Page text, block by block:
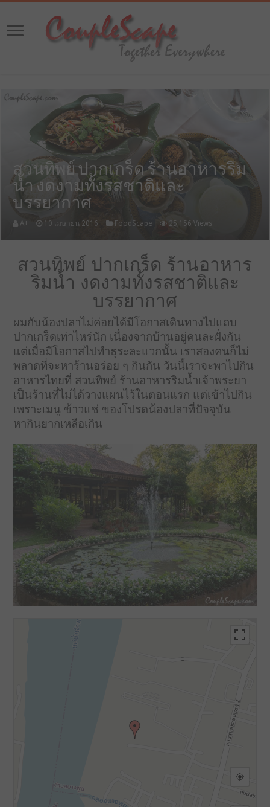
สวนทิพย์ ปากเกร็ด ร้านอาหารริม
น้ำ งดงามทั้งรสชาติและ
บรรยากาศ
A+ 10 เมษายน 2016 FoodScape 25,156 Views
สวนทิพย์ ปากเกร็ด ร้านอาหาร
ริมน้ำ งดงามทั้งรสชาติและ
บรรยากาศ
ผมกับน้องปลาไม่ค่อยได้มีโอกาสเดินทางไปแถบ
ปากเกร็ดเท่าไหร่นัก เนื่องจากบ้านอยู่คนละฝั่งกัน
แต่เมื่อมีโอกาสไปทำธุระละแวกนั้น เราสองคนก็ไม่
พลาดที่จะหาร้านอร่อย ๆ กินกัน วันนี้เราจะพาไปกิน
อาหารไทยที่ สวนทิพย์ ร้านอาหารริมน้ำเจ้าพระยา
เป็นร้านที่ไม่ได้วางแผนไว้ในตอนแรก แต่เข้าไปกิน
เพราะเมนู ข้าวแช่ ของโปรดน้องปลาที่ปัจจุบัน
หากินยากเหลือเกิน